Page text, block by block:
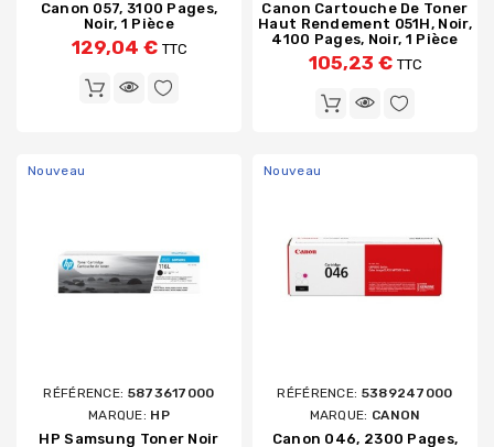
Canon 057, 3100 Pages,
Noir, 1 Pièce
129,04 € TTC
Canon Cartouche De Toner
Haut Rendement 051H, Noir,
4100 Pages, Noir, 1 Pièce
105,23 € TTC
Nouveau
RÉFÉRENCE: 5873617000
MARQUE: HP
HP Samsung Toner Noir
Nouveau
RÉFÉRENCE: 5389247000
MARQUE: CANON
Canon 046, 2300 Pages,